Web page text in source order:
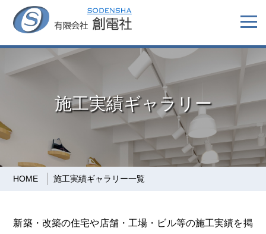
施工実績ギャラリー
HOME 施工実績ギャラリー一覧
新築・改築の住宅や店舗・工場・ビル等の施工実績を掲